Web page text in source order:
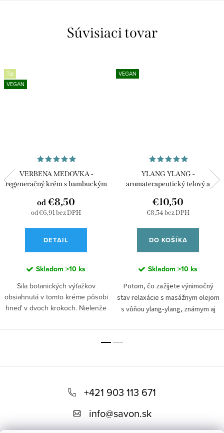
Súvisiaci tovar
Tip
VEGAN
VERBENA MEDOVKA -
regeneračný krém s bambuckým
od €6,91 bez DPH
od €8,50
DETAIL
Skladom >10 ks
Sila botanických výťažkov
obsiahnutá v tomto kréme pôsobí
hneď v dvoch krokoch. Nielenže
, ale
zloženie krému prinavracia
stratenú elasticitu a vláčnosť, za
čo vďačíme obsahu prírodného
VEGAN
YLANG YLANG -
aromaterapeutický telový a
€8,54 bez DPH
€10,50
DO KOŠÍKA
Skladom >10 ks
Potom, čo zažijete výnimočný
stav relaxácie s masážnym olejom
s vôňou ylang-ylang, známym aj
sveta aromaterapie na vyššiu
upokojujúce a relaxačné
ylang podporuje relaxáciu
spevňuje pokožkuazvyšuje
ä
+421 903 113 671
info@savon.sk